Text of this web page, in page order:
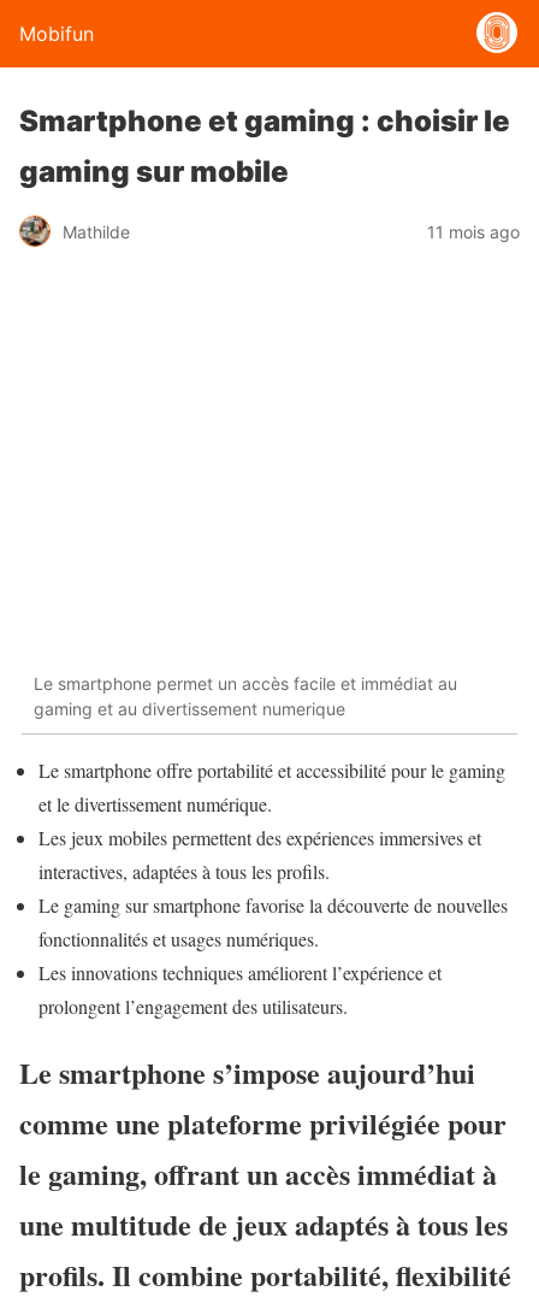
Mobifun
Smartphone et gaming : choisir le
gaming sur mobile
Mathilde 11 mois ago
Le smartphone permet un accès facile et immédiat au
gaming et au divertissement numerique
Le smartphone offre portabilité et accessibilité pour le gaming
et le divertissement numérique.
Les jeux mobiles permettent des expériences immersives et
interactives, adaptées à tous les profils.
Le gaming sur smartphone favorise la découverte de nouvelles
fonctionnalités et usages numériques.
Les innovations techniques améliorent l’expérience et
prolongent l’engagement des utilisateurs.
Le smartphone s’impose aujourd’hui
comme une plateforme privilégiée pour
le gaming, offrant un accès immédiat à
une multitude de jeux adaptés à tous les
profils. Il combine portabilité, flexibilité